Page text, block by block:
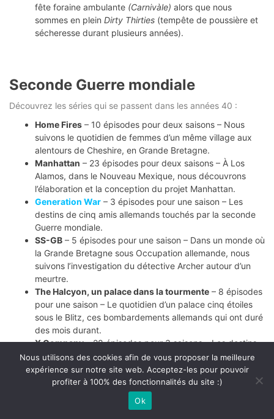
fête foraine ambulante (Carnivàle) alors que nous
sommes en plein Dirty Thirties (tempête de poussière et
sécheresse durant plusieurs années).
Seconde Guerre mondiale
Découvrez les séries qui se passent dans les années 40 :
Home Fires – 10 épisodes pour deux saisons – Nous
suivons le quotidien de femmes d’un même village aux
alentours de Cheshire, en Grande Bretagne.
Manhattan – 23 épisodes pour deux saisons – À Los
Alamos, dans le Nouveau Mexique, nous découvrons
l’élaboration et la conception du projet Manhattan.
Generation War – 3 épisodes pour une saison – Les
destins de cinq amis allemands touchés par la seconde
Guerre mondiale.
SS-GB – 5 épisodes pour une saison – Dans un monde où
la Grande Bretagne sous Occupation allemande, nous
suivons l’investigation du détective Archer autour d’un
meurtre.
The Halcyon, un palace dans la tourmente – 8 épisodes
pour une saison – Le quotidien d’un palace cinq étoiles
sous le Blitz, ces bombardements allemands qui ont duré
des mois durant.
X Company– 28 épisodes pour 3 saisons – Les destins
de cinq jeunes espions canadiens, américains et français.
Un village français– 72 épisodes pour 7 saisons – Le
quotidien d’un village français dans le Jura durant
l’Occupation allemande.
Frères d’armes (Band of brothers)
Nous utilisons des cookies afin de vous proposer la meilleure
expérience sur notre site web. Acceptez-les pour pouvoir
profiter à 100% des fonctionnalités du site :)
Ok